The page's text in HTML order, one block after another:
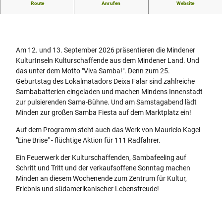
Route Anrufen Website
Am 12. und 13. September 2026 präsentieren die Mindener
KulturInseln Kulturschaffende aus dem Mindener Land. Und
das unter dem Motto "Viva Samba!". Denn zum 25.
Geburtstag des Lokalmatadors Deixa Falar sind zahlreiche
Sambabatterien eingeladen und machen Mindens Innenstadt
zur pulsierenden Sama-Bühne. Und am Samstagabend lädt
Minden zur großen Samba Fiesta auf dem Marktplatz ein!
Auf dem Programm steht auch das Werk von Mauricio Kagel
"Eine Brise" - flüchtige Aktion für 111 Radfahrer.
Ein Feuerwerk der Kulturschaffenden, Sambafeeling auf
Schritt und Tritt und der verkaufsoffene Sonntag machen
Minden an diesem Wochenende zum Zentrum für Kultur,
Erlebnis und südamerikanischer Lebensfreude!